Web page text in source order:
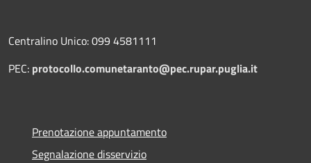
Centralino Unico: 099 4581111
PEC: protocollo.comunetaranto@pec.rupar.puglia.it
Prenotazione appuntamento
Segnalazione disservizio